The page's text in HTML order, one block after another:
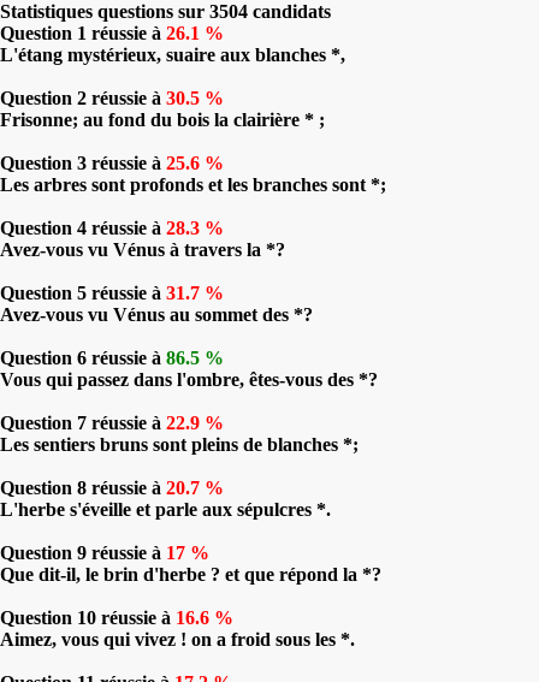
Statistiques questions sur 3504 candidats
Question 1 réussie à 26.1 %
L'étang mystérieux, suaire aux blanches *,
Question 2 réussie à 30.5 %
Frisonne; au fond du bois la clairière * ;
Question 3 réussie à 25.6 %
Les arbres sont profonds et les branches sont *;
Question 4 réussie à 28.3 %
Avez-vous vu Vénus à travers la *?
Question 5 réussie à 31.7 %
Avez-vous vu Vénus au sommet des *?
Question 6 réussie à 86.5 %
Vous qui passez dans l'ombre, êtes-vous des *?
Question 7 réussie à 22.9 %
Les sentiers bruns sont pleins de blanches *;
Question 8 réussie à 20.7 %
L'herbe s'éveille et parle aux sépulcres *.
Question 9 réussie à 17 %
Que dit-il, le brin d'herbe ? et que répond la *?
Question 10 réussie à 16.6 %
Aimez, vous qui vivez ! on a froid sous les *.